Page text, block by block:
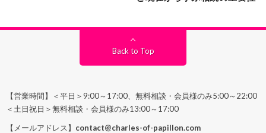
Back to Top
【営業時間】＜平日＞9:00～17:00、無料相談・会員様のみ5:00～22:00
＜土日祝日＞無料相談・会員様のみ13:00～17:00
【メールアドレス】 contact@charles-of-papillon.com